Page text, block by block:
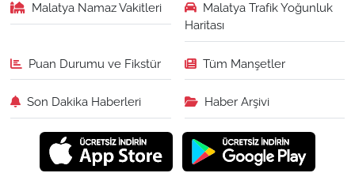
Malatya Namaz Vakitleri
Malatya Trafik Yoğunluk
Haritası
Puan Durumu ve Fikstür Tüm Manşetler
Son Dakika Haberleri Haber Arşivi